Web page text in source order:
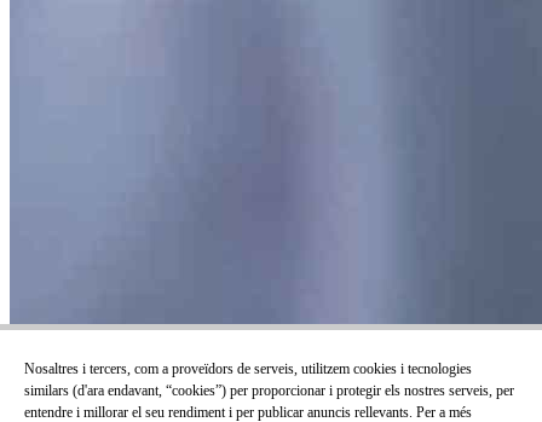
Infancia 156
Nosaltres i tercers, com a proveïdors de serveis, utilitzem cookies i tecnologies
similars (d'ara endavant, “cookies”) per proporcionar i protegir els nostres serveis, per
entendre i millorar el seu rendiment i per publicar anuncis rellevants. Per a més